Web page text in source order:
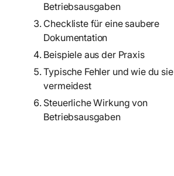
Betriebsausgaben
Checkliste für eine saubere
Dokumentation
Beispiele aus der Praxis
Typische Fehler und wie du sie
vermeidest
Steuerliche Wirkung von
Betriebsausgaben